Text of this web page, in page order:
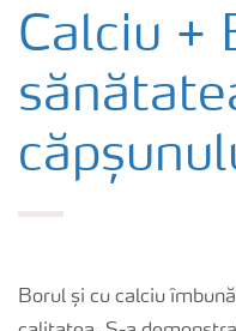
Cultură
Produse
Unelte și servicii
Publicații
Calciu +
Borul și cu calciu